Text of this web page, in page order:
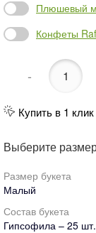
Плюшевый
Конфеты
-
Купить в 1 клик
Выберите
Размер букета
Малый
Состав букета
Гипсофила – 25